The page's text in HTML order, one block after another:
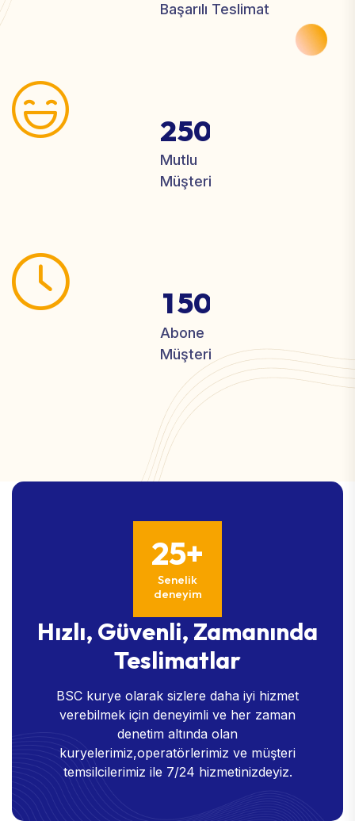
Başarılı Teslimat
250
Mutlu
Müşteri
150
Abone
Müşteri
25+
Senelik
deneyim
Hızlı, Güvenli, Zamanında
Teslimatlar
BSC kurye olarak sizlere daha iyi hizmet
verebilmek için deneyimli ve her zaman
denetim altında olan
kuryelerimiz,operatörlerimiz ve müşteri
temsilcilerimiz ile 7/24 hizmetinizdeyiz.